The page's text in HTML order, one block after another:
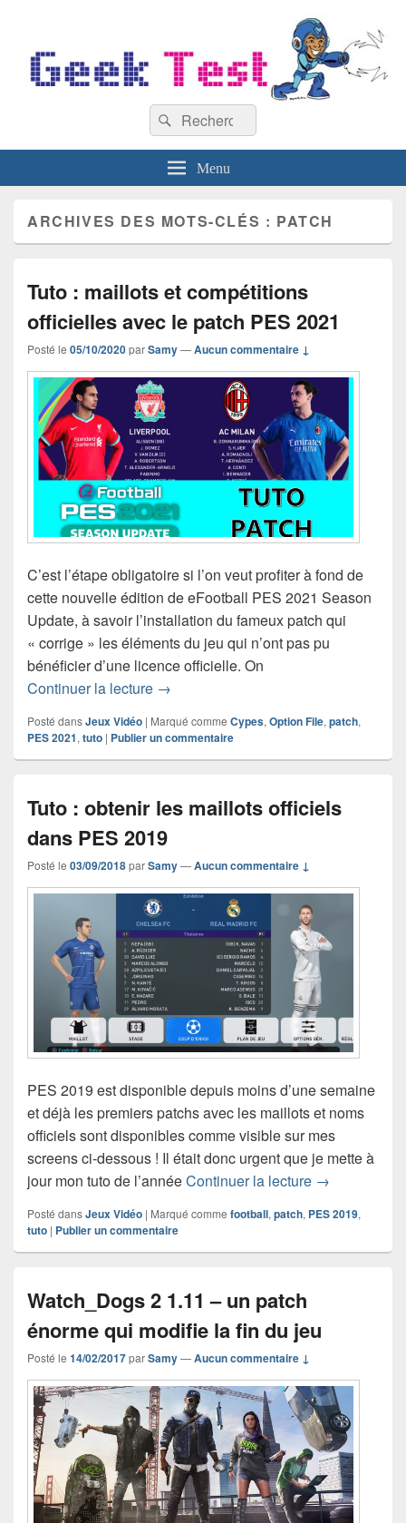
Recherche :
Rechercher
Menu
ARCHIVES DES MOTS-CLÉS : PATCH
Tuto : maillots et compétitions
officielles avec le patch PES 2021
Posté le 05/10/2020parSamy—Aucun commentaire ↓
C’est l’étape obligatoire si l’on veut profiter à fond de
cette nouvelle édition de eFootball PES 2021 Season
Update, à savoir l’installation du fameux patch qui
« corrige » les éléments du jeu qui n’ont pas pu
bénéficier d’une licence officielle. On
Continuer la lecture Tuto : maillots et compétitions
→
Posté dansJeux Vidéo | Marqué comme Cypes, Option File, patch,
PES 2021, tuto | Publier un commentaire
Tuto : obtenir les maillots officiels
dans PES 2019
Posté le 03/09/2018parSamy—Aucun commentaire ↓
PES 2019 est disponible depuis moins d’une semaine
et déjà les premiers patchs avec les maillots et noms
officiels sont disponibles comme visible sur mes
screens ci-dessous ! Il était donc urgent que je mette à
jour mon tuto de l’annéeContinuer la lecture Tuto :
→
Posté dansJeux Vidéo | Marqué comme football, patch, PES 2019,
tuto | Publier un commentaire
Watch_Dogs 2 1.11 – un patch
énorme qui modifie la fin du jeu
Posté le 14/02/2017parSamy—Aucun commentaire ↓